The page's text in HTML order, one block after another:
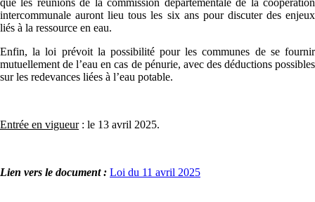
intercommunale auront lieu tous les six ans pour discuter des enjeux
liés à la ressource en eau.
Enfin, la loi prévoit la possibilité pour les communes de se fournir
mutuellement de l’eau en cas de pénurie, avec des déductions possibles
sur les redevances liées à l’eau potable.
Entrée en vigueur: le 13 avril 2025.
Lien vers le document : Loi du 11 avril 2025